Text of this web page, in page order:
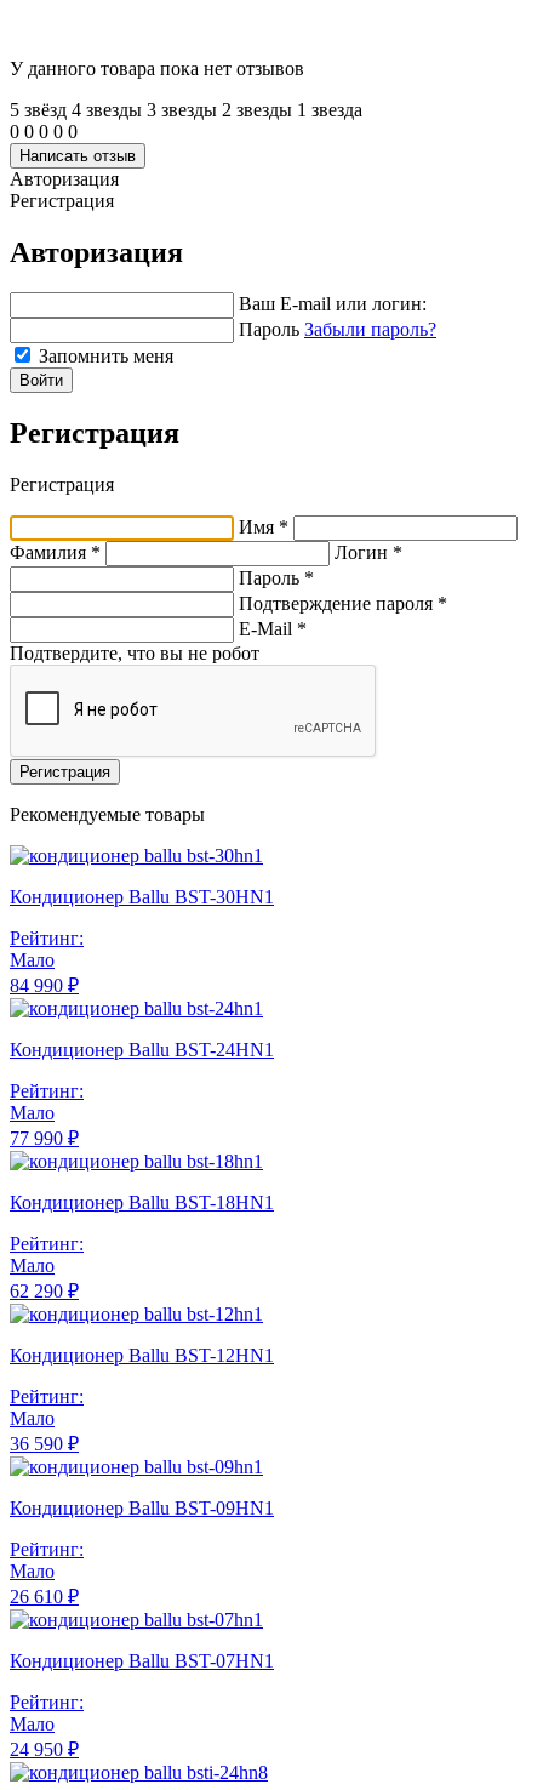
У данного товара пока нет отзывов
5 звёзд 4 звeзды 3 звeзды 2 звeзды 1 звeзда
0 0 0 0 0
Написать отзыв
Авторизация
Регистрация
Авторизация
Ваш E-mail или логин:
Пароль Забыли пароль?
Запомнить меня
Войти
Регистрация
Регистрация
Имя *
Фамилия *
Логин *
Пароль *
Подтверждение пароля *
E-Mail *
Подтвердите, что вы не робот
Регистрация
Рекомендуемые товары
Кондиционер Ballu BST-30HN1
Рейтинг:
Мало
84 990 ₽
Кондиционер Ballu BST-24HN1
Рейтинг:
Мало
77 990 ₽
Кондиционер Ballu BST-18HN1
Рейтинг:
Мало
62 290 ₽
Кондиционер Ballu BST-12HN1
Рейтинг:
Мало
36 590 ₽
Кондиционер Ballu BST-09HN1
Рейтинг:
Мало
26 610 ₽
Кондиционер Ballu BST-07HN1
Рейтинг:
Мало
24 950 ₽